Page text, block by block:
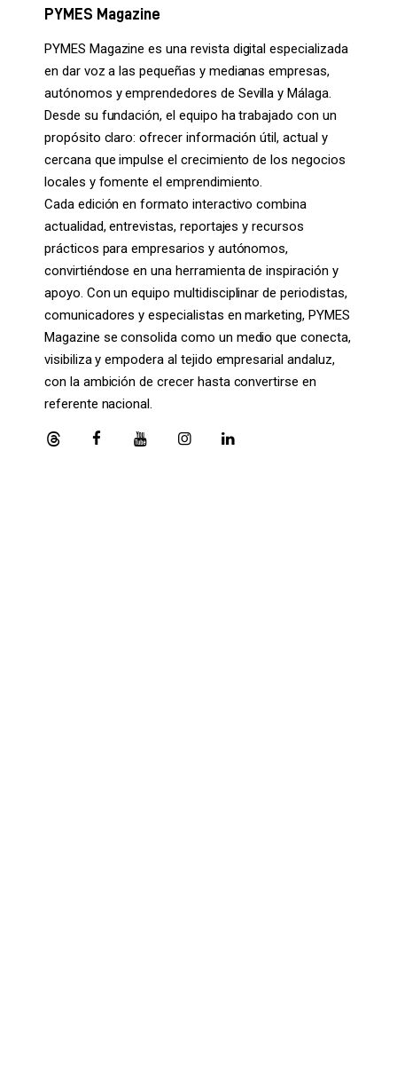
PYMES Magazine
PYMES Magazine es una revista digital especializada
en dar voz a las pequeñas y medianas empresas,
autónomos y emprendedores de Sevilla y Málaga.
Desde su fundación, el equipo ha trabajado con un
propósito claro: ofrecer información útil, actual y
cercana que impulse el crecimiento de los negocios
locales y fomente el emprendimiento.
Cada edición en formato interactivo combina
actualidad, entrevistas, reportajes y recursos
prácticos para empresarios y autónomos,
convirtiéndose en una herramienta de inspiración y
apoyo. Con un equipo multidisciplinar de periodistas,
comunicadores y especialistas en marketing, PYMES
Magazine se consolida como un medio que conecta,
visibiliza y empodera al tejido empresarial andaluz,
con la ambición de crecer hasta convertirse en
referente nacional.